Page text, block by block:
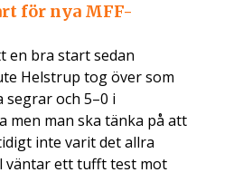
för nya MFF-
en bra start sedan
Helstrup tog över som
segrar och 5–0 i
men man ska tänka på att
inte varit det allra
väntar ett tufft test mot